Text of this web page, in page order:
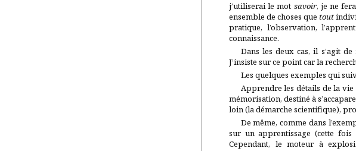
j’utiliserai le mot savoir, je ne
ensemble de choses que tout
pratique, l’observation,
connaissance.
Dans les deux cas, il s’agit
J’insiste sur ce point car la
Les quelques exemples qui
Apprendre les détails de la
mémorisation, destiné à
loin (la démarche scientifique),
De même, comme dans
sur un apprentissage (cette
Cependant, le moteur à